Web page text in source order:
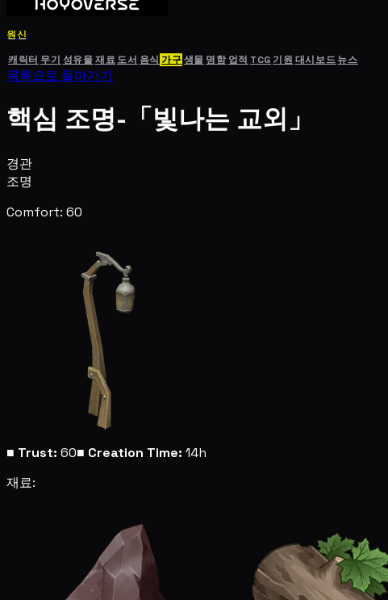
원신
캐릭터 무기 성유물재료도서 음식 가구생물 명함 업적 TCG기원 대시보드뉴스
목록으로 돌아가기
핵심 조명-「빛나는 교외」
경관
조명
Comfort: 60
■ Trust: 60■ Creation Time: 14h
재료: